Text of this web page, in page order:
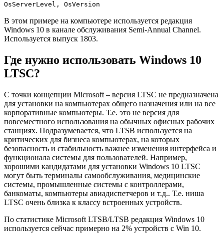
OsServerLevel, OsVersion
В этом примере на компьютере используется редакция
Windows 10 в канале обслуживания Semi-Annual Channel.
Используется выпуск 1803.
Где нужно использовать Windows 10
LTSC?
С точки концепции Microsoft – версия LTSC не предназначена
для установки на компьютерах общего назначения или на все
корпоративные компьютеры. Т.е. это не версия для
повсеместного использования на обычных офисных рабочих
станциях. Подразумевается, что LTSB используется на
критических для бизнеса компьютерах, на которых
безопасность и стабильность важнее изменения интерфейса и
функционала системы для пользователей. Например,
хорошими кандидатами для установки Windows 10 LTSC
могут быть терминалы самообслуживания, медицинские
системы, промышленные системы с контроллерами,
банкоматы, компьютеры авиадиспетчеров и т.д.. Т.е. ниша
LTSC очень близка к классу встроенных устройств.
По статистике Microsoft LTSB/LTSB редакция Windows 10
используется сейчас примерно на 2% устройств с Win 10.